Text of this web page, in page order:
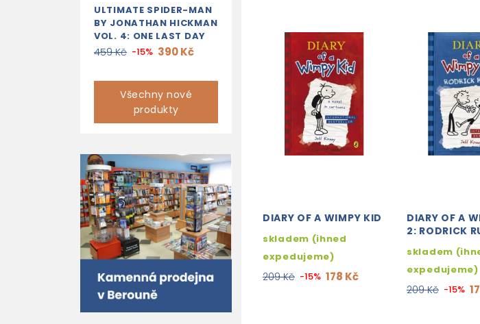
ULTIMATE SPIDER-MAN
BY JONATHAN HICKMAN
VOL. 4: ONE LAST DAY
459 Kč -15% 390 Kč
Všechny nové
produkty
DIARY OF A WIMPY KID
skladem (ihned
expedujeme)
209 Kč -15% 178 Kč
DIARY OF A
2: RODRICK
skladem
expedujeme)
209 Kč -15%